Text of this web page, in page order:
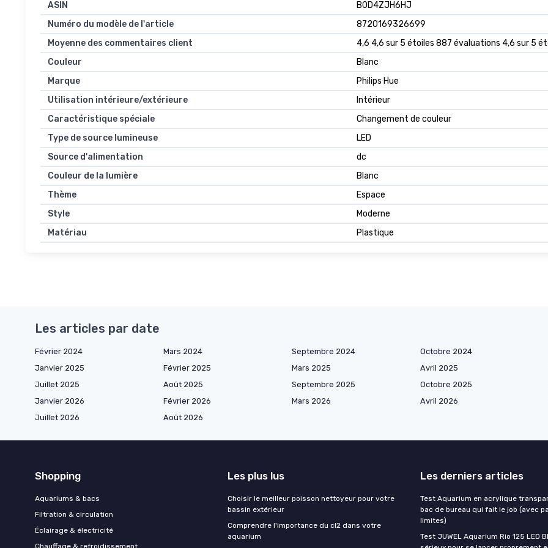
ASIN
B0D4ZJH6HJ
Numéro du modèle de l'article
8720169326699
Moyenne des commentaires client
4,6 4,6 sur 5 étoiles 887 évaluations 4,6 sur 5
Couleur
Blanc
Marque
Philips Hue
Utilisation intérieure/extérieure
Intérieur
Caractéristique spéciale
Changement de couleur
Type de source lumineuse
LED
Source d'alimentation
dc
Couleur de la lumière
Blanc
Thème
Espace
Style
Moderne
Matériau
Plastique
Les articles par date
Février 2024 Mars 2024 Septembre 2024 Octobre 2024
Janvier 2025
Février 2025 Mars 2025 Avril 2025
Juillet 2025
Août 2025 Septembre 2025 Octobre 2025
Janvier 2026
Février 2026 Mars 2026 Avril 2026
Juillet 2026
Août 2026
Shopping
Aquariums & bacs
Filtration & circulation
Éclairage & électricité
Chauffage & refroidissement
Les plus lus
Choisir le meilleur poisson nettoyeur pour votre
bassin extérieur
Comprendre l'importance du cl2 dans votre
aquarium
Les derniers articles
Test Aquarium en acrylique
bac de bureau qui fait le job (avec
limites)
Test JUWEL Aquarium Rio 125 LED